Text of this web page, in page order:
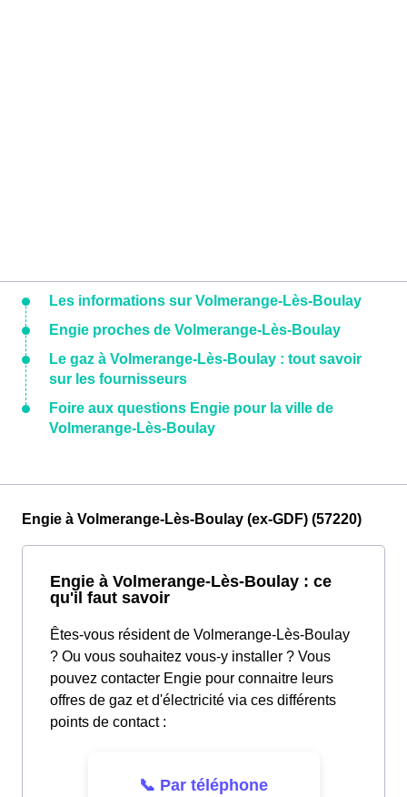
Les informations sur Volmerange-Lès-Boulay
Engie proches de Volmerange-Lès-Boulay
Le gaz à Volmerange-Lès-Boulay : tout savoir
sur les fournisseurs
Foire aux questions Engie pour la ville de
Volmerange-Lès-Boulay
Engie à Volmerange-Lès-Boulay (ex-GDF) (57220)
Engie à Volmerange-Lès-Boulay : ce
qu'il faut savoir
Êtes-vous résident de Volmerange-Lès-Boulay
? Ou vous souhaitez vous-y installer ? Vous
pouvez contacter Engie pour connaitre leurs
offres de gaz et d'électricité via ces différents
points de contact :
📞 Par téléphone